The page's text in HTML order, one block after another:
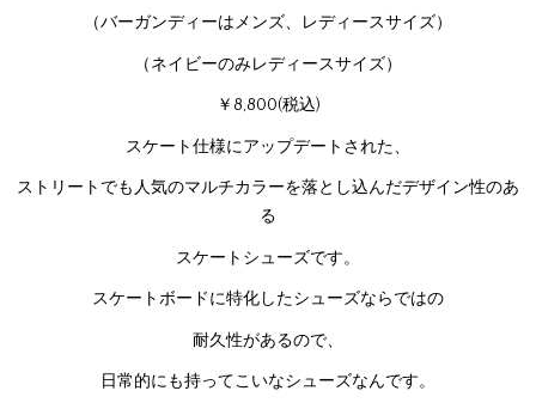
（バーガンディーはメンズ、レディースサイズ）
（ネイビーのみレディースサイズ）
￥8,800(税込)
スケート仕様にアップデートされた、
ストリートでも人気のマルチカラーを落とし込んだデザイン性のあ
る
スケートシューズです。
スケートボードに特化したシューズならではの
耐久性があるので、
日常的にも持ってこいなシューズなんです。